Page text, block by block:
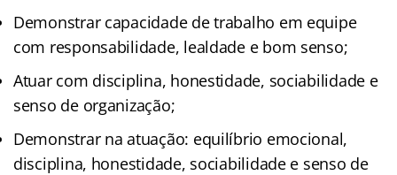
Demonstrar capacidade de trabalho em equipe
com responsabilidade, lealdade e bom senso;
Atuar com disciplina, honestidade, sociabilidade e
senso de organização;
Demonstrar na atuação: equilíbrio emocional,
disciplina, honestidade, sociabilidade e senso de